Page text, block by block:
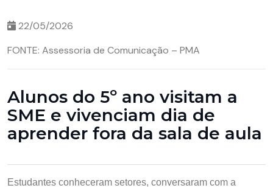
22/05/2026
FONTE: Assessoria de Comunicação – PMA
Alunos do 5º ano visitam a
SME e vivenciam dia de
aprender fora da sala de aula
Estudantes conheceram setores, conversaram com a